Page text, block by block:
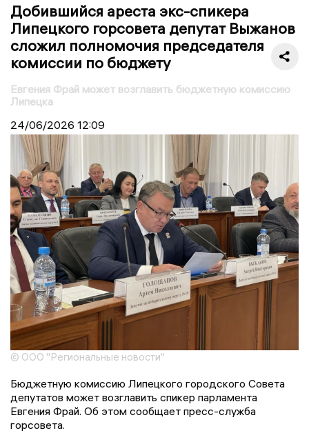
Добившийся ареста экс-спикера
Липецкого горсовета депутат Выжанов
сложил полномочия председателя
комиссии по бюджету
Евгения Фрай может возглавить бюджетную комиссию
Липецка
24/06/2026 12:09
© ООО "Региональные новости"
Бюджетную комиссию Липецкого городского Совета
депутатов может возглавить спикер парламента
Евгения Фрай. Об этом сообщает пресс-служба
горсовета.